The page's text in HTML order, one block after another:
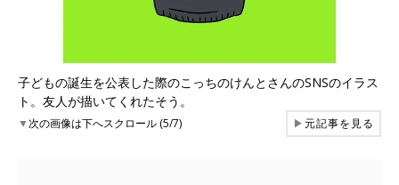
子どもの誕生を公表した際のこっちのけんとさんのSNSのイラス
ト。友人が描いてくれたそう。
▼次の画像は下へスクロール (5/7) ▶元記事を見る